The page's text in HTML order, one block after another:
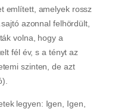
említett, amelyek rossz
azonnal felhördült,
volna, hogy a
fél év, s a tényt az
szinten, de azt
legyen: Igen, Igen,